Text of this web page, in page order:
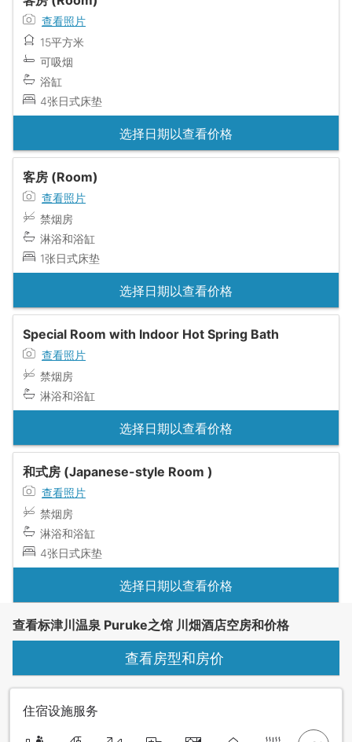
查看照片
15平方米
可吸烟
浴缸
4张日式床垫
选择日期以查看价格
客房 (Room)
查看照片
禁烟房
淋浴和浴缸
1张日式床垫
选择日期以查看价格
Special Room with Indoor Hot Spring Bath
查看照片
禁烟房
淋浴和浴缸
选择日期以查看价格
和式房 (Japanese-style Room )
查看照片
禁烟房
淋浴和浴缸
4张日式床垫
选择日期以查看价格
查看标津川温泉 Puruke之馆 川畑酒店空房和价格
查看房型和房价
住宿设施服务